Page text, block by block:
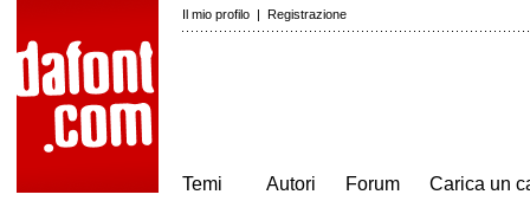
Il mio profilo | Registrazione
Temi
Autori
Forum
Carica un